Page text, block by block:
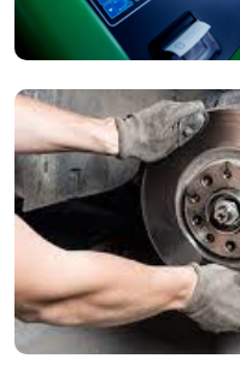
Airco Service
Voorkom nare geurtjes en
bij en reinigen het